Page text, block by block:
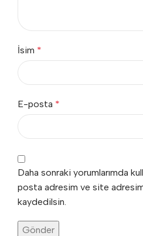
İsim *
E-posta *
Daha sonraki yorumlarımda
posta adresim ve site adresim
kaydedilsin.